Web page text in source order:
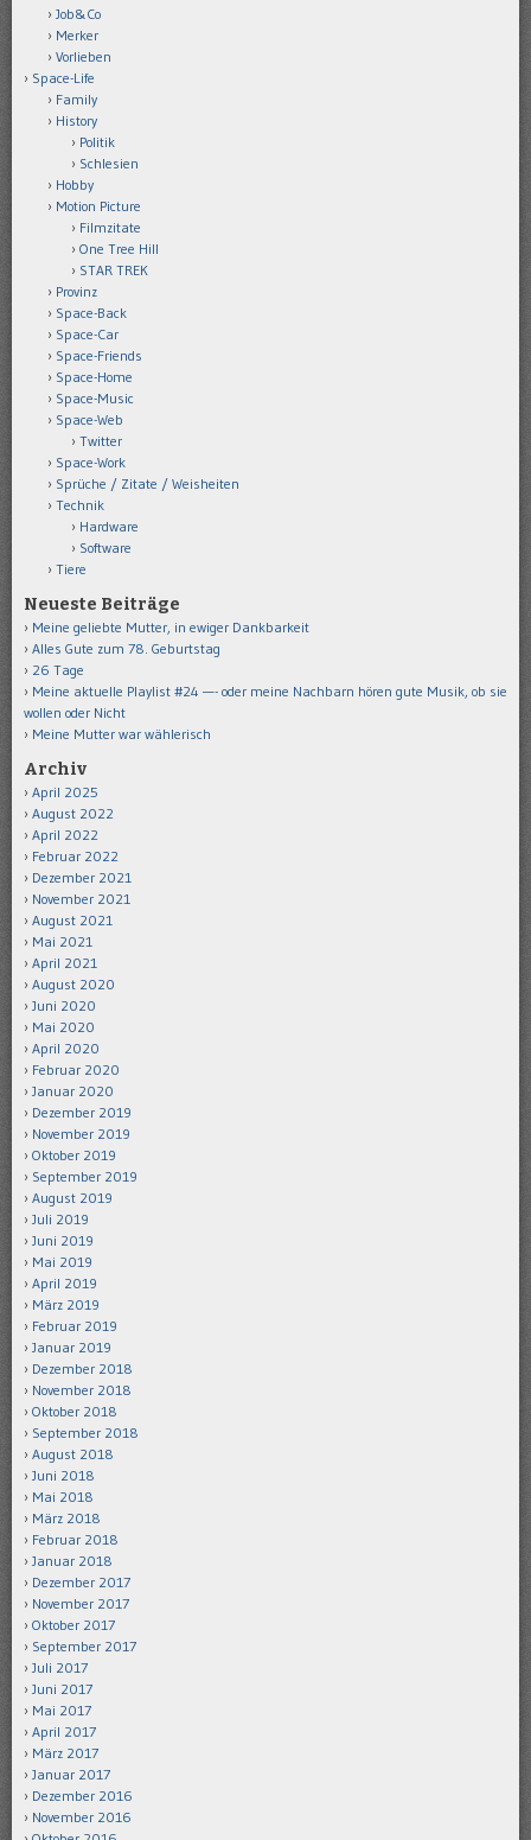
Job&Co
Merker
Vorlieben
Space-Life
Family
History
Politik
Schlesien
Hobby
Motion Picture
Filmzitate
One Tree Hill
STAR TREK
Provinz
Space-Back
Space-Car
Space-Friends
Space-Home
Space-Music
Space-Web
Twitter
Space-Work
Sprüche / Zitate / Weisheiten
Technik
Hardware
Software
Tiere
Neueste Beiträge
Meine geliebte Mutter, in ewiger Dankbarkeit
Alles Gute zum 78. Geburtstag
26 Tage
Meine aktuelle Playlist #24 —- oder meine Nachbarn hören gute Musik, ob sie
wollen oder Nicht
Meine Mutter war wählerisch
Archiv
April 2025
August 2022
April 2022
Februar 2022
Dezember 2021
November 2021
August 2021
Mai 2021
April 2021
August 2020
Juni 2020
Mai 2020
April 2020
Februar 2020
Januar 2020
Dezember 2019
November 2019
Oktober 2019
September 2019
August 2019
Juli 2019
Juni 2019
Mai 2019
April 2019
März 2019
Februar 2019
Januar 2019
Dezember 2018
November 2018
Oktober 2018
September 2018
August 2018
Juni 2018
Mai 2018
März 2018
Februar 2018
Januar 2018
Dezember 2017
November 2017
Oktober 2017
September 2017
Juli 2017
Juni 2017
Mai 2017
April 2017
März 2017
Januar 2017
Dezember 2016
November 2016